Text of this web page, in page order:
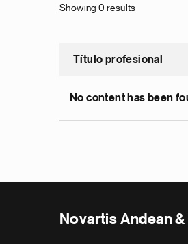
Showing 0 results
Título profesional
No content has been
Novartis Andean